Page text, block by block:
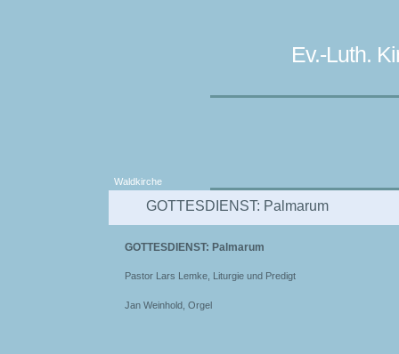
Ev.-Luth.
Waldkirche
GOTTESDIENST: Palmarum
GOTTESDIENST: Palmarum
Pastor Lars Lemke, Liturgie und Predigt
Jan Weinhold, Orgel